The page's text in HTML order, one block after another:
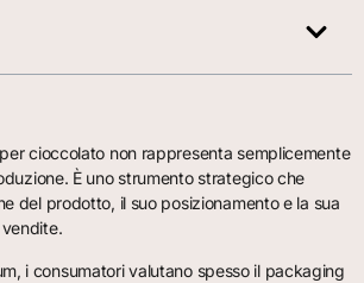
cioccolato non rappresenta semplicemente
È uno strumento strategico che
del prodotto, il suo posizionamento e la sua
i consumatori valutano spesso il packaging